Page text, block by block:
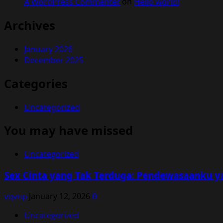
Archives
January 2026
December 2025
Categories
Uncategorized
You may have missed
Uncategorized
Sex Cinta yang Tak Terduga: Pendewasaanku
vqvnp January 12, 2026 0
Uncategorized